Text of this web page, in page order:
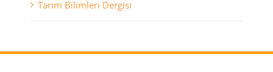
Tarım Bilimleri Dergisi